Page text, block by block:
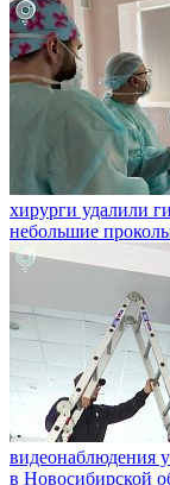
хирурги удалили
небольшие
видеонаблюдения
в Новосибирской